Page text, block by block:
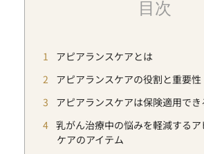
目次
1
アピアランスケアとは
2
アピアランスケアの役割と重要性
3
アピアランスケアは保険適用でき
4 乳がん治療中の悩みを軽減するア
ケアのアイテム